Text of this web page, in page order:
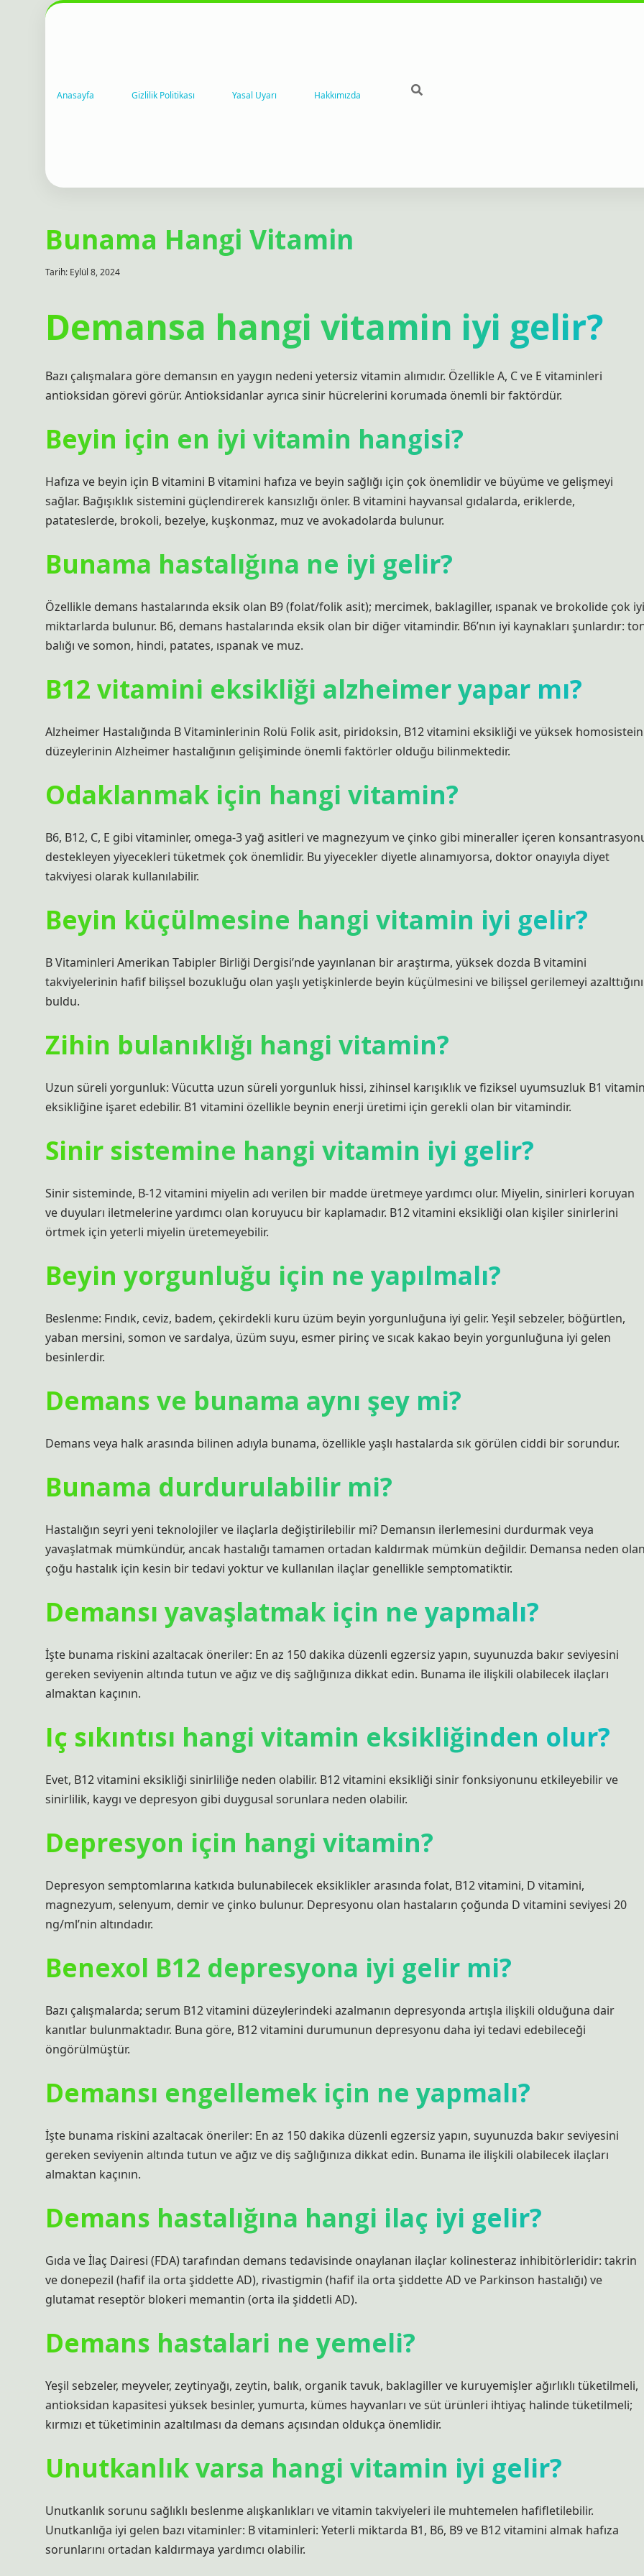
Anasayfa Gizlilik Politikası Yasal Uyarı Hakkımızda
Bunama Hangi Vitamin
Tarih: Eylül 8, 2024
Demansa hangi vitamin iyi gelir?
Bazı çalışmalara göre demansın en yaygın nedeni yetersiz vitamin alımıdır. Özellikle A, C ve E vitaminleri
antioksidan görevi görür. Antioksidanlar ayrıca sinir hücrelerini korumada önemli bir faktördür.
Beyin için en iyi vitamin hangisi?
Hafıza ve beyin için B vitamini B vitamini hafıza ve beyin sağlığı için çok önemlidir ve büyüme ve gelişmeyi
sağlar. Bağışıklık sistemini güçlendirerek kansızlığı önler. B vitamini hayvansal gıdalarda, eriklerde,
patateslerde, brokoli, bezelye, kuşkonmaz, muz ve avokadolarda bulunur.
Bunama hastalığına ne iyi gelir?
Özellikle demans hastalarında eksik olan B9 (folat/folik asit); mercimek, baklagiller, ıspanak ve brokolide çok iyi
miktarlarda bulunur. B6, demans hastalarında eksik olan bir diğer vitamindir. B6’nın iyi kaynakları şunlardır:
balığı ve somon, hindi, patates, ıspanak ve muz.
B12 vitamini eksikliği alzheimer yapar mı?
Alzheimer Hastalığında B Vitaminlerinin Rolü Folik asit, piridoksin, B12 vitamini eksikliği ve yüksek homosistein
düzeylerinin Alzheimer hastalığının gelişiminde önemli faktörler olduğu bilinmektedir.
Odaklanmak için hangi vitamin?
B6, B12, C, E gibi vitaminler, omega-3 yağ asitleri ve magnezyum ve çinko gibi mineraller içeren
destekleyen yiyecekleri tüketmek çok önemlidir. Bu yiyecekler diyetle alınamıyorsa, doktor onayıyla diyet
takviyesi olarak kullanılabilir.
Beyin küçülmesine hangi vitamin iyi gelir?
B Vitaminleri Amerikan Tabipler Birliği Dergisi’nde yayınlanan bir araştırma, yüksek dozda B vitamini
takviyelerinin hafif bilişsel bozukluğu olan yaşlı yetişkinlerde beyin küçülmesini ve bilişsel gerilemeyi azalttığını
buldu.
Zihin bulanıklığı hangi vitamin?
Uzun süreli yorgunluk: Vücutta uzun süreli yorgunluk hissi, zihinsel karışıklık ve fiziksel uyumsuzluk B1
eksikliğine işaret edebilir. B1 vitamini özellikle beynin enerji üretimi için gerekli olan bir vitamindir.
Sinir sistemine hangi vitamin iyi gelir?
Sinir sisteminde, B-12 vitamini miyelin adı verilen bir madde üretmeye yardımcı olur. Miyelin, sinirleri koruyan
ve duyuları iletmelerine yardımcı olan koruyucu bir kaplamadır. B12 vitamini eksikliği olan kişiler sinirlerini
örtmek için yeterli miyelin üretemeyebilir.
Beyin yorgunluğu için ne yapılmalı?
Beslenme: Fındık, ceviz, badem, çekirdekli kuru üzüm beyin yorgunluğuna iyi gelir. Yeşil sebzeler, böğürtlen,
yaban mersini, somon ve sardalya, üzüm suyu, esmer pirinç ve sıcak kakao beyin yorgunluğuna iyi gelen
besinlerdir.
Demans ve bunama aynı şey mi?
Demans veya halk arasında bilinen adıyla bunama, özellikle yaşlı hastalarda sık görülen ciddi bir sorundur.
Bunama durdurulabilir mi?
Hastalığın seyri yeni teknolojiler ve ilaçlarla değiştirilebilir mi? Demansın ilerlemesini durdurmak veya
yavaşlatmak mümkündür, ancak hastalığı tamamen ortadan kaldırmak mümkün değildir. Demansa neden
çoğu hastalık için kesin bir tedavi yoktur ve kullanılan ilaçlar genellikle semptomatiktir.
Demansı yavaşlatmak için ne yapmalı?
İşte bunama riskini azaltacak öneriler: En az 150 dakika düzenli egzersiz yapın, suyunuzda bakır seviyesini
gereken seviyenin altında tutun ve ağız ve diş sağlığınıza dikkat edin. Bunama ile ilişkili olabilecek ilaçları
almaktan kaçının.
Iç sıkıntısı hangi vitamin eksikliğinden olur?
Evet, B12 vitamini eksikliği sinirliliğe neden olabilir. B12 vitamini eksikliği sinir fonksiyonunu etkileyebilir ve
sinirlilik, kaygı ve depresyon gibi duygusal sorunlara neden olabilir.
Depresyon için hangi vitamin?
Depresyon semptomlarına katkıda bulunabilecek eksiklikler arasında folat, B12 vitamini, D vitamini,
magnezyum, selenyum, demir ve çinko bulunur. Depresyonu olan hastaların çoğunda D vitamini seviyesi 20
ng/ml’nin altındadır.
Benexol B12 depresyona iyi gelir mi?
Bazı çalışmalarda; serum B12 vitamini düzeylerindeki azalmanın depresyonda artışla ilişkili olduğuna dair
kanıtlar bulunmaktadır. Buna göre, B12 vitamini durumunun depresyonu daha iyi tedavi edebileceği
öngörülmüştür.
Demansı engellemek için ne yapmalı?
İşte bunama riskini azaltacak öneriler: En az 150 dakika düzenli egzersiz yapın, suyunuzda bakır seviyesini
gereken seviyenin altında tutun ve ağız ve diş sağlığınıza dikkat edin. Bunama ile ilişkili olabilecek ilaçları
almaktan kaçının.
Demans hastalığına hangi ilaç iyi gelir?
Gıda ve İlaç Dairesi (FDA) tarafından demans tedavisinde onaylanan ilaçlar kolinesteraz inhibitörleridir: takrin
ve donepezil (hafif ila orta şiddette AD), rivastigmin (hafif ila orta şiddette AD ve Parkinson hastalığı) ve
glutamat reseptör blokeri memantin (orta ila şiddetli AD).
Demans hastalari ne yemeli?
Yeşil sebzeler, meyveler, zeytinyağı, zeytin, balık, organik tavuk, baklagiller ve kuruyemişler ağırlıklı tüketilmeli,
antioksidan kapasitesi yüksek besinler, yumurta, kümes hayvanları ve süt ürünleri ihtiyaç halinde tüketilmeli;
kırmızı et tüketiminin azaltılması da demans açısından oldukça önemlidir.
Unutkanlık varsa hangi vitamin iyi gelir?
Unutkanlık sorunu sağlıklı beslenme alışkanlıkları ve vitamin takviyeleri ile muhtemelen hafifletilebilir.
Unutkanlığa iyi gelen bazı vitaminler: B vitaminleri: Yeterli miktarda B1, B6, B9 ve B12 vitamini almak hafıza
sorunlarını ortadan kaldırmaya yardımcı olabilir.